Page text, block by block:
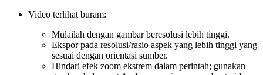
Video terlihat buram:
Mulailah dengan gambar beresolusi lebih tinggi.
Ekspor pada resolusi/rasio aspek yang lebih tinggi yang
sesuai dengan orientasi sumber.
Hindari efek zoom ekstrem dalam perintah; gunakan